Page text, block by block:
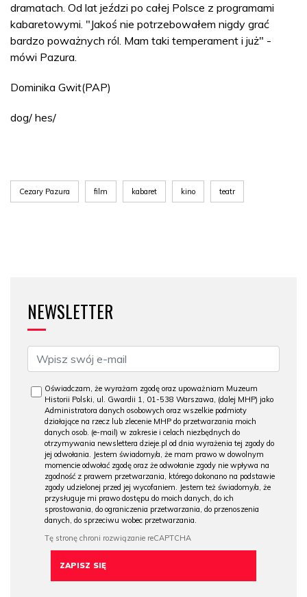
dramatach. Od lat jeździ po całej Polsce z programami
kabaretowymi. "Jakoś nie potrzebowałem nigdy grać
bardzo poważnych ról. Mam taki temperament i już" -
mówi Pazura.
Dominika Gwit(PAP)
dog/ hes/
Cezary Pazura film kabaret kino teatr
NEWSLETTER
Oświadczam, że wyrażam zgodę oraz upoważniam Muzeum
Historii Polski, ul. Gwardii 1, 01-538 Warszawa, (dalej MHP) jako
Administratora danych osobowych oraz wszelkie podmioty
działające na rzecz lub zlecenie MHP do przetwarzania moich
danych osob. (e-mail) w zakresie i celach niezbędnych do
otrzymywania newslettera dzieje.pl od dnia wyrażenia tej zgody do
jej odwołania. Jestem świadomy/a, że mam prawo w dowolnym
momencie odwołać zgodę oraz że odwołanie zgody nie wpływa na
zgodność z prawem przetwarzania, którego dokonano na podstawie
zgody udzielonej przed jej wycofaniem. Jestem też świadomy/a, że
przysługuje mi prawo dostępu do moich danych, do ich
sprostowania, do ograniczenia przetwarzania, do przenoszenia
danych, do sprzeciwu wobec przetwarzania.